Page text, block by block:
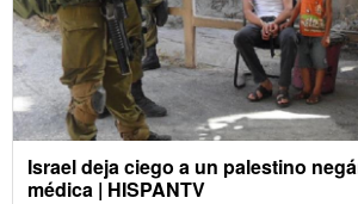
Israel deja ciego a un palestino
médica | HISPANTV